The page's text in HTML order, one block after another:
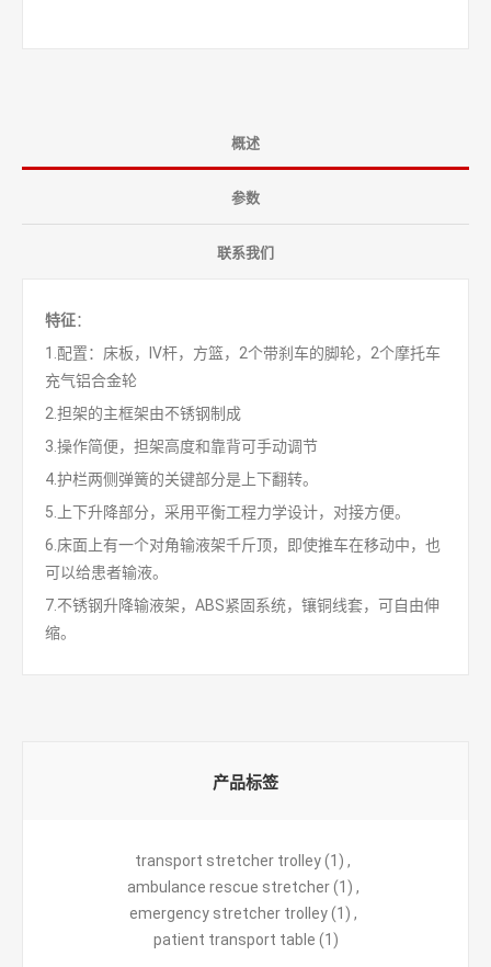
概述
参数
联系我们
特征：
1.配置：床板，IV杆，方篮，2个带刹车的脚轮，2个摩托车
充气铝合金轮
2.担架的主框架由不锈钢制成
3.操作简便，担架高度和靠背可手动调节
4.护栏两侧弹簧的关键部分是上下翻转。
5.上下升降部分，采用平衡工程力学设计，对接方便。
6.床面上有一个对角输液架千斤顶，即使推车在移动中，也
可以给患者输液。
7.不锈钢升降输液架，ABS紧固系统，镶铜线套，可自由伸
缩。
产品标签
transport stretcher trolley(1) ,
ambulance rescue stretcher (1) ,
emergency stretcher trolley (1) ,
patient transport table (1)